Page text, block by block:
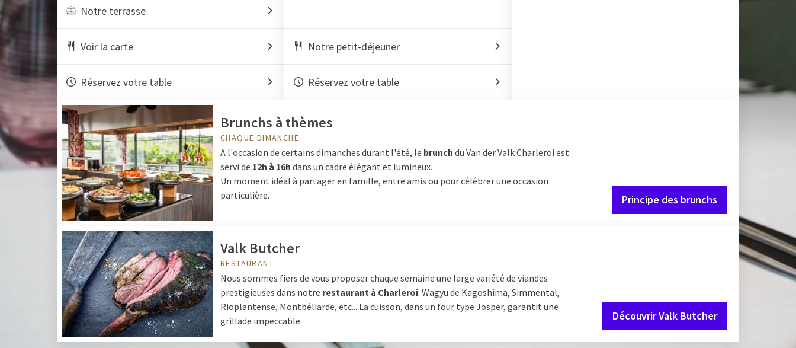
Notre terrasse
Voir la carte
Réservez votre table
Notre petit-déjeuner
Réservez votre table
Brunchs à thèmes
CHAQUE DIMANCHE
A l'occasion de certains dimanches durant l'été, le brunch du Van der Valk Charleroi est
servi de 12h à 16h dans un cadre élégant et lumineux.
Un moment idéal à partager en famille, entre amis ou pour célébrer une occasion
particulière.
Principe des brunchs
Valk Butcher
RESTAURANT
Nous sommes fiers de vous proposer chaque semaine une large variété de viandes
prestigieuses dans notre restaurant à Charleroi. Wagyu de Kagoshima, Simmental,
Rioplantense, Montbéliarde, etc... La cuisson, dans un four type Josper, garantit une
grillade impeccable.
Découvrir Valk Butcher